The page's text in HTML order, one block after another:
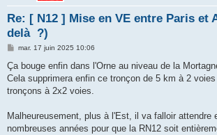
Re: [ N12 ] Mise en VE entre Paris et
delà ?)
M
s
a
g
mar. 17 juin 2025 10:06
Ça bouge enfin dans l'Orne au niveau de la
Cela supprimera enfin ce tronçon de 5 km à 2
tronçons à 2x2 voies.
Malheureusement, plus à l'Est, il va falloir attendre
nombreuses années pour que la RN12 soit